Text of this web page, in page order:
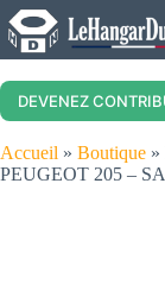
Skip
to
content
DEVENEZ
Accueil » Boutique »
PEUGEOT 205 –